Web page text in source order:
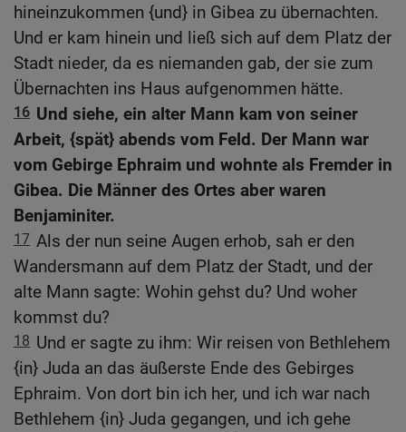
hineinzukommen {und} in Gibea zu übernachten.
Und er kam hinein und ließ sich auf dem Platz der
Stadt nieder, da es niemanden gab, der sie zum
Übernachten ins Haus aufgenommen hätte.
16 Und siehe, ein alter Mann kam von seiner
Arbeit, {spät} abends vom Feld. Der Mann war
vom Gebirge Ephraim und wohnte als Fremder in
Gibea. Die Männer des Ortes aber waren
Benjaminiter.
17 Als der nun seine Augen erhob, sah er den
Wandersmann auf dem Platz der Stadt, und der
alte Mann sagte: Wohin gehst du? Und woher
kommst du?
18 Und er sagte zu ihm: Wir reisen von Bethlehem
{in} Juda an das äußerste Ende des Gebirges
Ephraim. Von dort bin ich her, und ich war nach
Bethlehem {in} Juda gegangen, und ich gehe